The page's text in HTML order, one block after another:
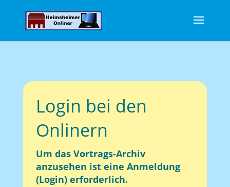
Login bei den
Onlinern
Um das Vortrags-Archiv
anzusehen ist eine Anmeldung
(Login) erforderlich.